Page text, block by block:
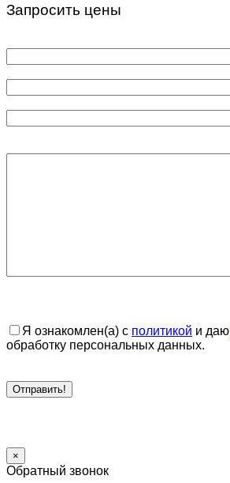
Запросить цены
Я ознакомлен(а) с политикой и даю
обработку персональных данных.
×
Обратный звонок